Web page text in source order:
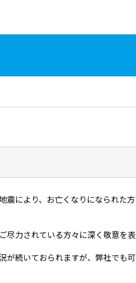
震により、お亡くなりになられ
力されている方々に深く敬意を表
が続いておられますが、弊社で